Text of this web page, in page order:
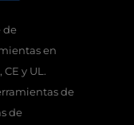
de
en
y UL.
de
de